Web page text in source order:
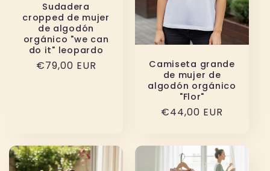
Sudadera
cropped de mujer
de algodón
orgánico "we can
do it" leopardo
Precio
€79,00 EUR
Camiseta grande
de mujer de
algodón orgánico
"Flor"
Precio
€44,00 EUR